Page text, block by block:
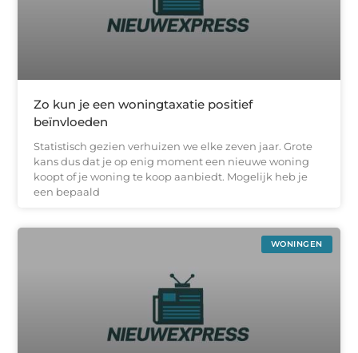
Zo kun je een woningtaxatie positief
beïnvloeden
Statistisch gezien verhuizen we elke zeven jaar. Grote
kans dus dat je op enig moment een nieuwe woning
koopt of je woning te koop aanbiedt. Mogelijk heb je
een bepaald
WONINGEN